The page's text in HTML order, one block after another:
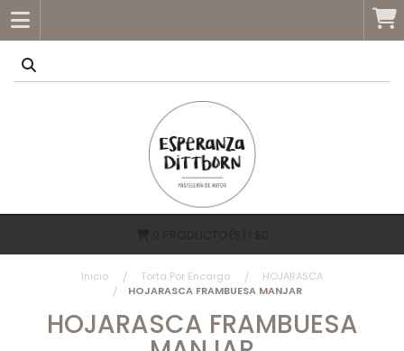
Inicio Torta Por Encargo
HOJARASCA
HOJARASCA FRAMBUESA MANJAR
HOJARASCA FRAMBUESA